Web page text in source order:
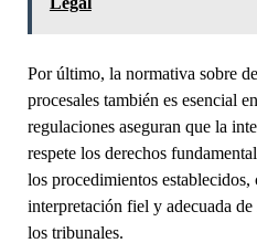
Por último, la normativa sobre
procesales también es esencial
regulaciones aseguran que la
respete los derechos
los procedimientos
interpretación fiel y adecuada
los tribunales.